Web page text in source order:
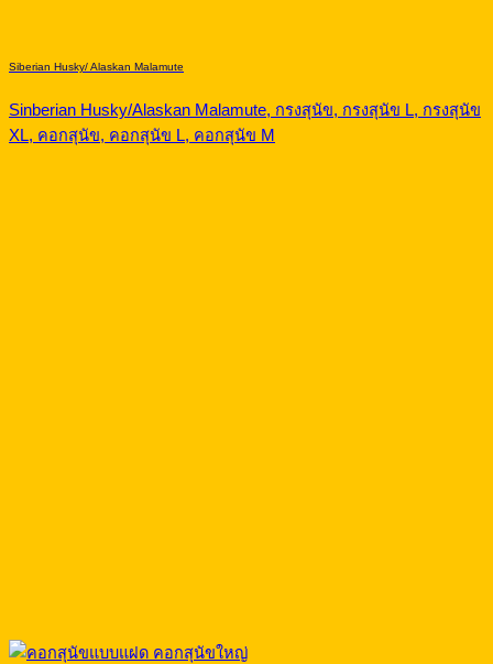
Siberian Husky/ Alaskan Malamute
Sinberian Husky/Alaskan Malamute, กรงสุนัข, กรงสุนัข L, กรงสุนัข
XL, คอกสุนัข, คอกสุนัข L, คอกสุนัข M